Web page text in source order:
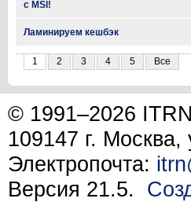
с MSI!
Ламинируем кешбэк
1 2 3 4 5 Все
© 1991–2026
109147 г.
Электропочта:
Версия 21.5.